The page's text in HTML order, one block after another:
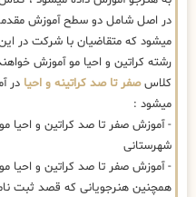
در اصل شامل دو سطح آموزش
رشته کراتین و احیا مو آموزش
کلاسصفر تا صد کراتینه و احیا در
میشود :
- آموزش صفر تا صد کراتین و احیا
شهرستانی
- آموزش صفر تا صد کراتین و احیا
همچنین هنرجویانی که قصد ثبت